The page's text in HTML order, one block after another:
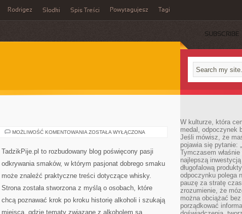
Rodrigez Słodki Spis Treści Powytagujesz Tagi
SUBSCRIBE
MOŻLIWOŚĆ KOMENTOWANIA SZTUKA
ZOSTAŁA WYŁĄCZONA
TadzikPije.pl to rozbudowany blog poświęcony pasji
odkrywania smaków, w którym pasjonat dobrego smaku
może znaleźć praktyczne treści dotyczące whisky.
Strona została stworzona z myślą o osobach, które
chcą poznawać krok po kroku historię alkoholi i szukają
miejsca, gdzie tematy związane z alkoholem są
W kulturze, która
medal, odpoczynek
Jeśli mówisz, że
pojawia się pytanie:
Tymczasem
najlepszą
długofalową
odpoczynku polega
pauzę za stratę
zrozumienie, że
można obciążać
porządkować